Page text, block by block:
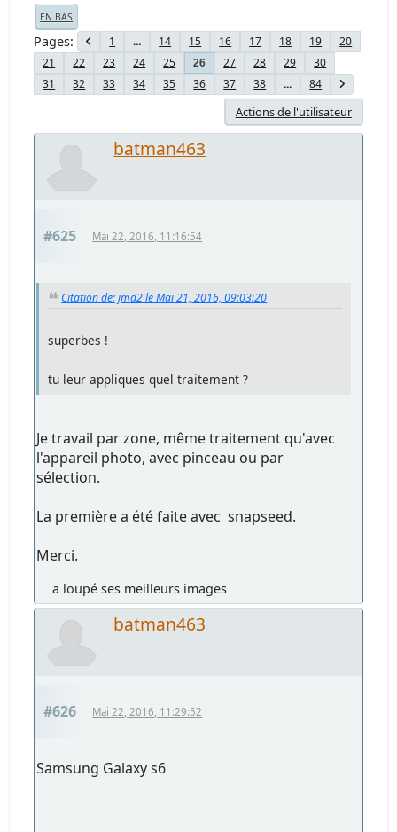
EN BAS
Pages 1 ... 14 15 16 17 18 19
20
21
22 23 24 25 26 27 28 29
30
31
32 33 34 35 36 37 38 ... 84
Actions de l'utilisateur
batman463
#625 Mai 22, 2016, 11:16:54
Citation de: jmd2 le Mai 21, 2016, 09:03:20
superbes !
tu leur appliques quel traitement ?
Je travail par zone, même traitement qu'avec
l'appareil photo, avec pinceau ou par
sélection.
La première a été faite avec snapseed.
Merci.
a loupé ses meilleurs images
batman463
#626 Mai 22, 2016, 11:29:52
Samsung Galaxy s6